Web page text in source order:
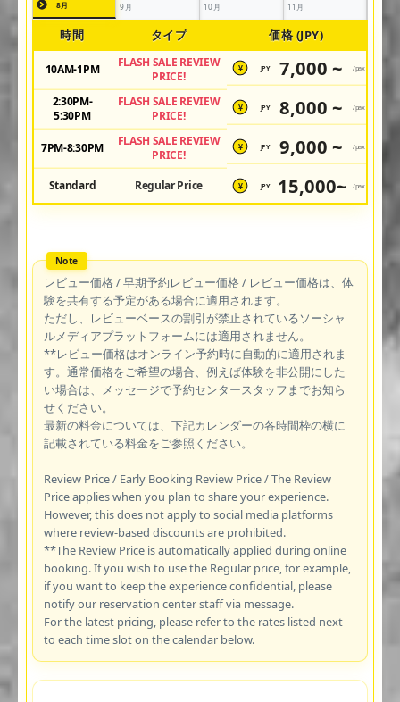
8月 9月 10月 11月
時間 タイプ 価格 (JPY)
10AM-1PM
FLASH SALE REVIEW
PRICE!
¥ JPY 7,000 ~ /pax
2:30PM-
5:30PM
FLASH SALE REVIEW
PRICE!
¥ JPY 8,000 ~ /pax
7PM-8:30PM
FLASH SALE REVIEW
PRICE!
¥ JPY 9,000 ~ /pax
Standard Regular Price ¥ JPY 15,000~ /pax
レビュー価格 / 早期予約レビュー価格 / レビュー価格は、体
験を共有する予定がある場合に適用されます。
ただし、レビューベースの割引が禁止されているソーシャ
ルメディアプラットフォームには適用されません。
**レビュー価格はオンライン予約時に自動的に適用されま
す。通常価格をご希望の場合、例えば体験を非公開にした
い場合は、メッセージで予約センタースタッフまでお知ら
せください。
最新の料金については、下記カレンダーの各時間枠の横に
記載されている料金をご参照ください。
Review Price / Early Booking Review Price / The Review
Price applies when you plan to share your experience.
However, this does not apply to social media platforms
where review-based discounts are prohibited.
**The Review Price is automatically applied during online
booking. If you wish to use the Regular price, for example,
if you want to keep the experience confidential, please
notify our reservation center staff via message.
For the latest pricing, please refer to the rates listed next
to each time slot on the calendar below.